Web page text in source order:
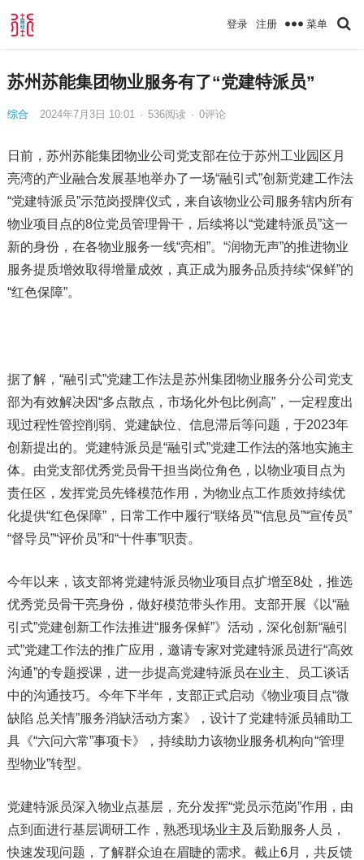
登录 注册 菜单
苏州苏能集团物业服务有了“党建特派员”
综合 2024年7月3日 10:01 · 536阅读 · 0评论
日前，苏州苏能集团物业公司党支部在位于苏州工业园区月
亮湾的产业融合发展基地举办了一场“融引式”创新党建工作法
“党建特派员”示范岗授牌仪式，来自该物业公司服务辖内所有
物业项目点的8位党员管理骨干，后续将以“党建特派员”这一
新的身份，在各物业服务一线“亮相”。“润物无声”的推进物业
服务提质增效取得增量成效，真正成为服务品质持续“保鲜”的
“红色保障”。
据了解，“融引式”党建工作法是苏州集团物业服务分公司党支
部为有效解决因“多点散点，市场化外包比例高”，一定程度出
现过程性管控削弱、党建缺位、信息滞后等问题，于2023年
创新提出的。党建特派员是“融引式”党建工作法的落地实施主
体。由党支部优秀党员骨干担当岗位角色，以物业项目点为
责任区，发挥党员先锋模范作用，为物业点工作质效持续优
化提供“红色保障”，日常工作中履行“联络员”“信息员”“宣传员”
“督导员”“评价员”和“十件事”职责。
今年以来，该支部将党建特派员物业项目点扩增至8处，推选
优秀党员骨干亮身份，做好模范带头作用。支部开展《以“融
引式”党建创新工作法推进“服务保鲜”》活动，深化创新“融引
式”党建工作法的推广应用，邀请专家对党建特派员进行“高效
沟通”的专题授课，进一步提高党建特派员在业主、员工谈话
中的沟通技巧。今年下半年，支部正式启动《物业项目点“微
缺陷 总关情”服务消缺活动方案》，设计了党建特派员辅助工
具《“六问六常”事项卡》，持续助力该物业服务机构向“管理
型物业”转型。
党建特派员深入物业点基层，充分发挥“党员示范岗”作用，由
点到面进行基层调研工作，熟悉现场业主及后勤服务人员，
快速发现问题，了解群众迫在眉睫的需求。截止6月，共反馈